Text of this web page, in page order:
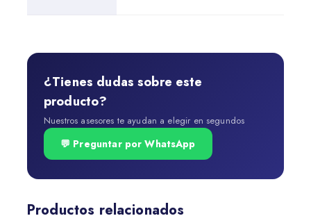
¿Tienes dudas sobre este
producto?
Nuestros asesores te ayudan a elegir en segundos
💬 Preguntar por WhatsApp
Productos relacionados